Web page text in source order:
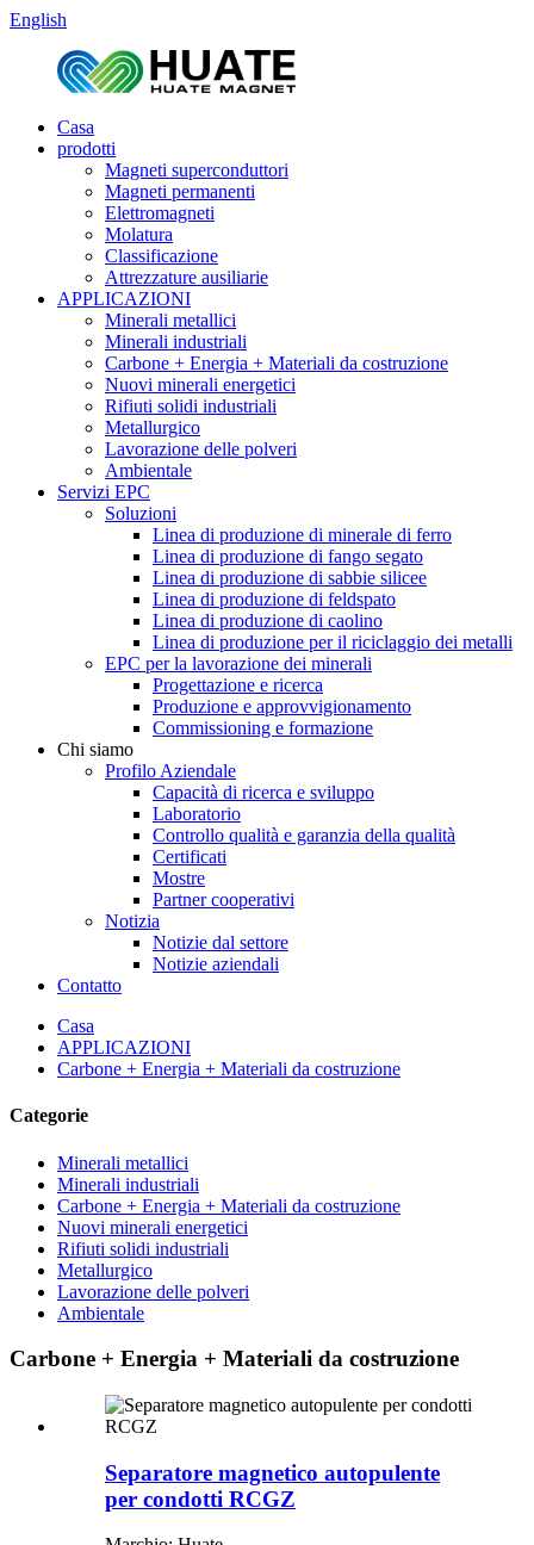
English
Casa
prodotti
Magneti superconduttori
Magneti permanenti
Elettromagneti
Molatura
Classificazione
Attrezzature ausiliarie
APPLICAZIONI
Minerali metallici
Minerali industriali
Carbone + Energia + Materiali da costruzione
Nuovi minerali energetici
Rifiuti solidi industriali
Metallurgico
Lavorazione delle polveri
Ambientale
Servizi EPC
Soluzioni
Linea di produzione di minerale di ferro
Linea di produzione di fango segato
Linea di produzione di sabbie silicee
Linea di produzione di feldspato
Linea di produzione di caolino
Linea di produzione per il riciclaggio dei metalli
EPC per la lavorazione dei minerali
Progettazione e ricerca
Produzione e approvvigionamento
Commissioning e formazione
Chi siamo
Profilo Aziendale
Capacità di ricerca e sviluppo
Laboratorio
Controllo qualità e garanzia della qualità
Certificati
Mostre
Partner cooperativi
Notizia
Notizie dal settore
Notizie aziendali
Contatto
Casa
APPLICAZIONI
Carbone + Energia + Materiali da costruzione
Categorie
Minerali metallici
Minerali industriali
Carbone + Energia + Materiali da costruzione
Nuovi minerali energetici
Rifiuti solidi industriali
Metallurgico
Lavorazione delle polveri
Ambientale
Carbone + Energia + Materiali da costruzione
Separatore magnetico autopulente
per condotti RCGZ